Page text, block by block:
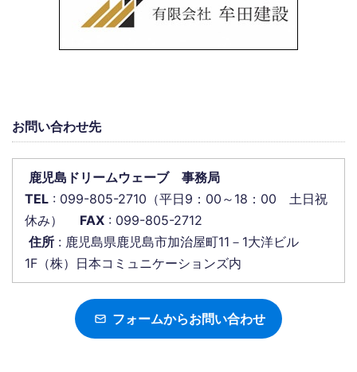
お問い合わせ先
鹿児島ドリームウェーブ 事務局
TEL : 099-805-2710（平日9：00～18：00 土日祝
休み）
FAX : 099-805-2712
住所 : 鹿児島県鹿児島市加治屋町11－1大洋ビル
1F（株）日本コミュニケーションズ内
フォームからお問い合わせ